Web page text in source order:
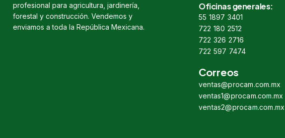
profesional para agricultura, jardinería,
forestal y construcción. Vendemos y
enviamos a toda la República Mexicana.
Oficinas generales:
55 1897 3401
722 180 2512
722 326 2716
722 597 7474
Correos
ventas@procam.com.mx
ventas1@procam.com.mx
ventas2@procam.com.mx